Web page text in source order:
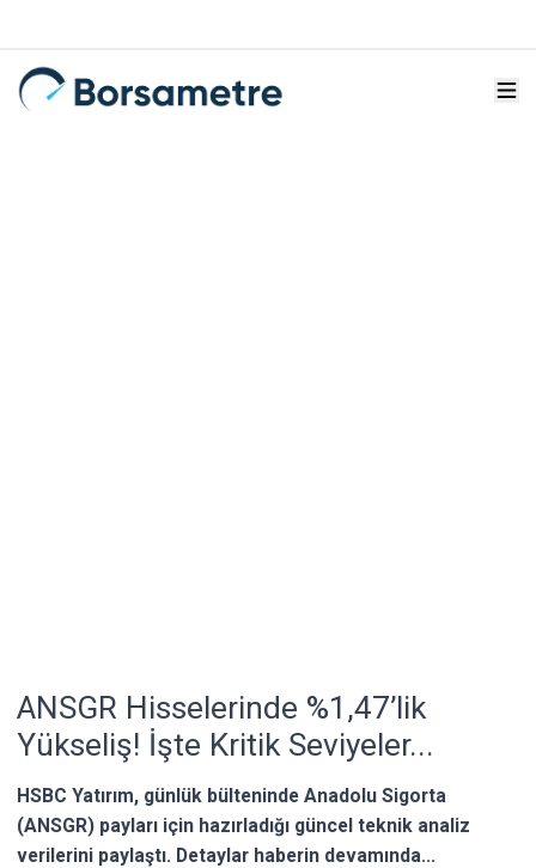
​​ANSGR Hisselerinde %1,47’lik
Yükseliş! İşte Kritik Seviyeler...
HSBC Yatırım, günlük bülteninde Anadolu Sigorta
(ANSGR) payları için hazırladığı güncel teknik analiz
verilerini paylaştı. Detaylar haberin devamında...